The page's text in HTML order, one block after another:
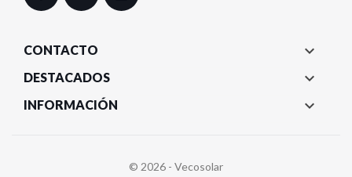
CONTACTO 
DESTACADOS 
INFORMACIÓN 
© 2026 - Vecosolar